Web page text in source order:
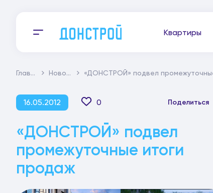
Квартиры
Главная Новости
16.05.2012 0 Поделиться
«ДОНСТРОЙ» подвел
промежуточные итоги
продаж